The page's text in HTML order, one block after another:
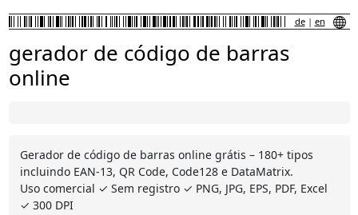
de| en
gerador de código de barras
online
Gerador de código de barras online grátis – 180+ tipos
incluindo EAN-13, QR Code, Code128 e DataMatrix.
Uso comercial ✓ Sem registro ✓ PNG, JPG, EPS, PDF, Excel
✓ 300 DPI